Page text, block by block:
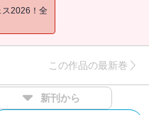
よスタート。冷泉家時雨亭文
、現状で参照しうる最善本を
ス2026！全
この作品の最新巻
新刊から